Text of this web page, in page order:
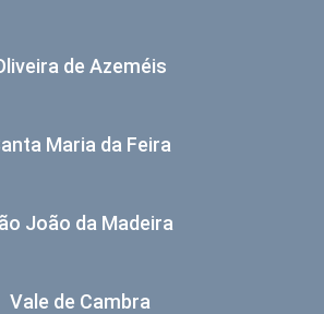
de Azeméis
Maria da Feira
João da Madeira
Vale de Cambra